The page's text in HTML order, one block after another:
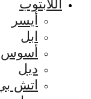
اللابتوب
أيسر
ابل
أسوس
ديل
اتش